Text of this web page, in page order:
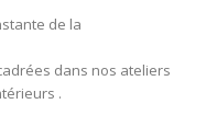
de la
dans nos ateliers
.